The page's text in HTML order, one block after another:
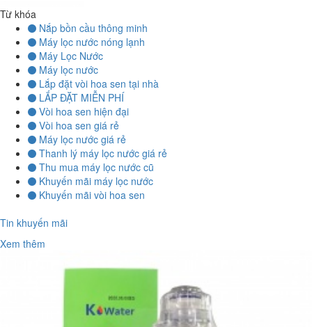
Từ khóa
Nắp bồn cầu thông minh
Máy lọc nước nóng lạnh
Máy Lọc Nước
Máy lọc nước
Lắp đặt vòi hoa sen tại nhà
LẮP ĐẶT MIỄN PHÍ
Vòi hoa sen hiện đại
Vòi hoa sen giá rẻ
Máy lọc nước giá rẻ
Thanh lý máy lọc nước giá rẻ
Thu mua máy lọc nước cũ
Khuyến mãi máy lọc nước
Khuyến mãi vòi hoa sen
Tin khuyến mãi
Xem thêm